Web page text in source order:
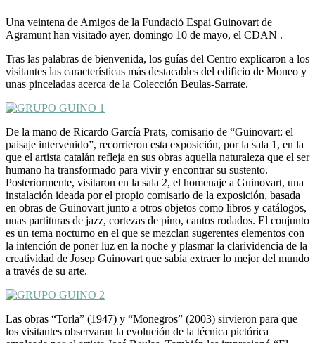
Una veintena de Amigos de la Fundació Espai Guinovart de
Agramunt han visitado ayer, domingo 10 de mayo, el CDAN .
Tras las palabras de bienvenida, los guías del Centro explicaron a los
visitantes las características más destacables del edificio de Moneo y
unas pinceladas acerca de la Colección Beulas-Sarrate.
De la mano de Ricardo García Prats, comisario de “Guinovart: el
paisaje intervenido”, recorrieron esta exposición, por la sala 1, en la
que el artista catalán refleja en sus obras aquella naturaleza que el ser
humano ha transformado para vivir y encontrar su sustento.
Posteriormente, visitaron en la sala 2, el homenaje a Guinovart, una
instalación ideada por el propio comisario de la exposición, basada
en obras de Guinovart junto a otros objetos como libros y catálogos,
unas partituras de jazz, cortezas de pino, cantos rodados. El conjunto
es un tema nocturno en el que se mezclan sugerentes elementos con
la intención de poner luz en la noche y plasmar la clarividencia de la
creatividad de Josep Guinovart que sabía extraer lo mejor del mundo
a través de su arte.
Las obras “Torla” (1947) y “Monegros” (2003) sirvieron para que
los visitantes observaran la evolución de la técnica pictórica